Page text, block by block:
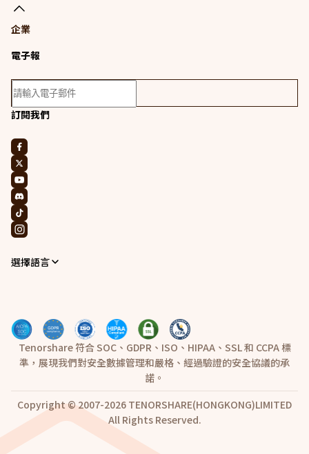
企業
電子報
訂閱我們
選擇語言
Tenorshare 符合 SOC、GDPR、ISO、HIPAA、SSL 和 CCPA 標
準，展現我們對安全數據管理和嚴格、經過驗證的安全協議的承
諾。
Copyright © 2007-2026 TENORSHARE(HONGKONG)LIMITED
All Rights Reserved.